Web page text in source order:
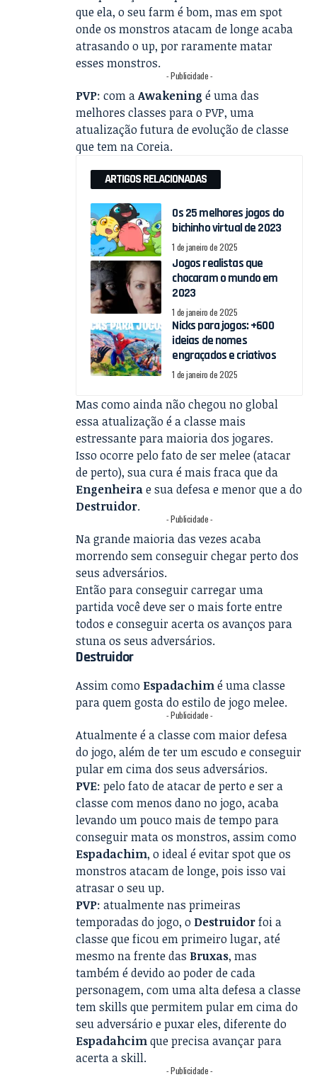
que ela, o seu farm é bom, mas em spot
onde os monstros atacam de longe acaba
atrasando o up, por raramente matar
esses monstros.
- Publicidade -
PVP: com aAwakening é uma das
melhores classes para o PVP, uma
atualização futura de evolução de classe
que tem na Coreia.
ARTIGOS RELACIONADAS
Os 25 melhores jogos do
bichinho virtual de 2023
1 de janeiro de 2025
Jogos realistas que
chocaram o mundo em
2023
1 de janeiro de 2025
Nicks para jogos: +600
ideias de nomes
engraçados e criativos
1 de janeiro de 2025
Mas como ainda não chegou no global
essa atualização é a classe mais
estressante para maioria dos jogares.
Isso ocorre pelo fato de ser melee (atacar
de perto), sua cura é mais fraca que da
Engenheirae sua defesa e menor que a do
Destruidor.
- Publicidade -
Na grande maioria das vezes acaba
morrendo sem conseguir chegar perto dos
seus adversários.
Então para conseguir carregar uma
partida você deve ser o mais forte entre
todos e conseguir acerta os avanços para
stuna os seus adversários.
Destruidor
Assim como Espadachimé uma classe
para quem gosta do estilo de jogo melee.
- Publicidade -
Atualmente é a classe com maior defesa
do jogo, além de ter um escudo e conseguir
pular em cima dos seus adversários.
PVE: pelo fato de atacar de perto e ser a
classe com menos dano no jogo, acaba
levando um pouco mais de tempo para
conseguir mata os monstros, assim como
Espadachim, o ideal é evitar spot que os
monstros atacam de longe, pois isso vai
atrasar o seu up.
PVP: atualmente nas primeiras
temporadas do jogo, o Destruidorfoi a
classe que ficou em primeiro lugar, até
mesmo na frente das Bruxas, mas
também é devido ao poder de cada
personagem, com uma alta defesa a classe
tem skills que permitem pular em cima do
seu adversário e puxar eles, diferente do
Espadahcimque precisa avançar para
acerta a skill.
- Publicidade -